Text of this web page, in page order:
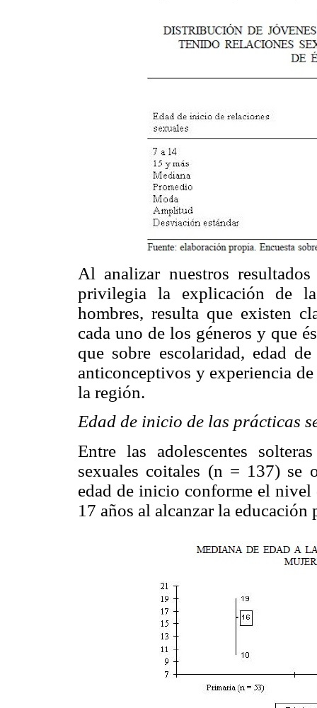
Al analizar nuestros
privilegia la explicación de
hombres, resulta que existen
cada uno de los géneros y que
que sobre escolaridad, edad
anticonceptivos y experiencia
la región.
Edad de inicio de las prácticas
Entre las adolescentes
sexuales coitales (n = 137) se
edad de inicio conforme el nivel
17 años al alcanzar la educación